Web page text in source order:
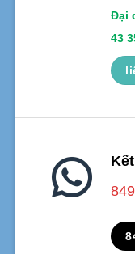
Đại
43